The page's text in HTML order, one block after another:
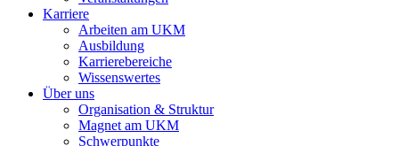
Karriere
Arbeiten am UKM
Ausbildung
Karrierebereiche
Wissenswertes
Über uns
Organisation & Struktur
Magnet am UKM
Schwerpunkte